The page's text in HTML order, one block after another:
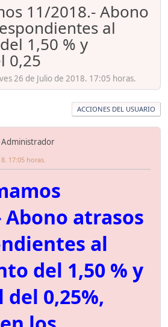
11/2018.- Abono
al
1,50 % y
0,25
26 de Julio de 2018. 17:05 horas.
ACCIONES DEL USUARIO
Administrador
17:05 horas.
Abono atrasos
al
del 1,50 % y
0,25%,